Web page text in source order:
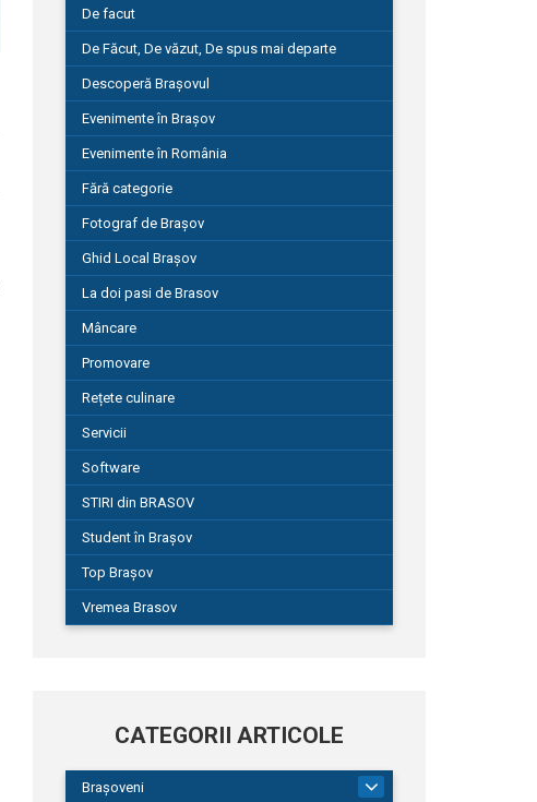
De facut
De Făcut, De văzut, De spus mai departe
Descoperă Brașovul
Evenimente în Brașov
Evenimente în România
Fără categorie
Fotograf de Brașov
Ghid Local Brașov
La doi pasi de Brasov
Mâncare
Promovare
Rețete culinare
Servicii
Software
STIRI din BRASOV
Student în Brașov
Top Brașov
Vremea Brasov
CATEGORII ARTICOLE
Brașoveni